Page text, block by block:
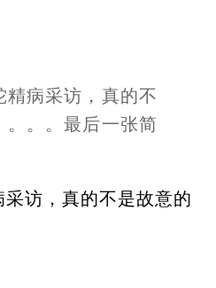
精病采访，真的不
。。。最后一张简